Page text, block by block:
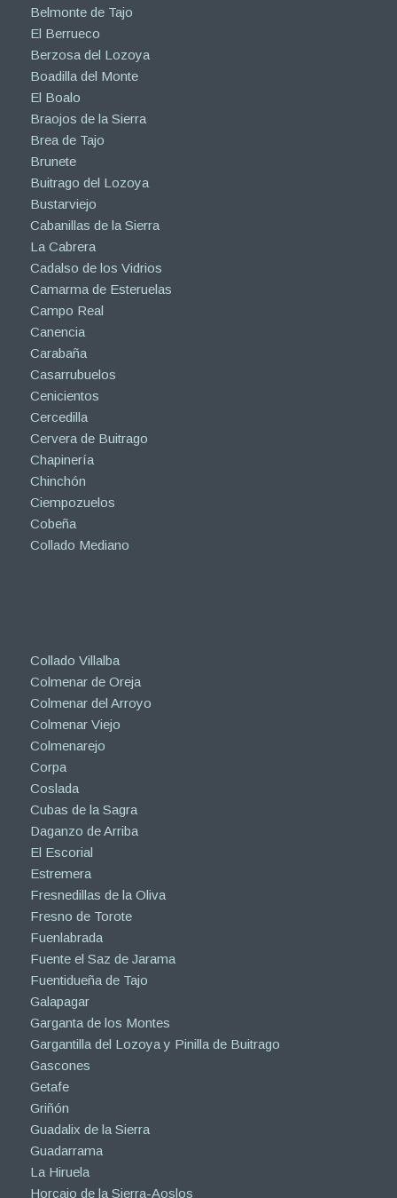
Belmonte de Tajo
El Berrueco
Berzosa del Lozoya
Boadilla del Monte
El Boalo
Braojos de la Sierra
Brea de Tajo
Brunete
Buitrago del Lozoya
Bustarviejo
Cabanillas de la Sierra
La Cabrera
Cadalso de los Vidrios
Camarma de Esteruelas
Campo Real
Canencia
Carabaña
Casarrubuelos
Cenicientos
Cercedilla
Cervera de Buitrago
Chapinería
Chinchón
Ciempozuelos
Cobeña
Collado Mediano
Collado Villalba
Colmenar de Oreja
Colmenar del Arroyo
Colmenar Viejo
Colmenarejo
Corpa
Coslada
Cubas de la Sagra
Daganzo de Arriba
El Escorial
Estremera
Fresnedillas de la Oliva
Fresno de Torote
Fuenlabrada
Fuente el Saz de Jarama
Fuentidueña de Tajo
Galapagar
Garganta de los Montes
Gargantilla del Lozoya y Pinilla de Buitrago
Gascones
Getafe
Griñón
Guadalix de la Sierra
Guadarrama
La Hiruela
Horcajo de la Sierra-Aoslos